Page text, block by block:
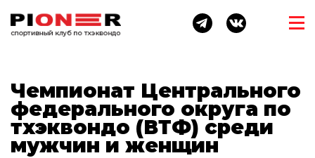
Чемпионат Центрального
федерального округа по
тхэквондо (ВТФ) среди
мужчин и женщин